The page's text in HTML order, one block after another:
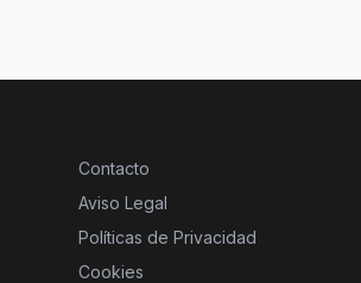
Contacto
Aviso Legal
Políticas de Privacidad
Cookies